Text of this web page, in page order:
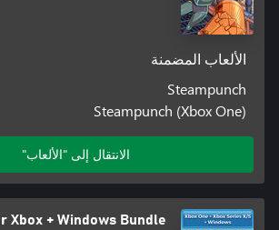
الألعاب المضمنة
Steampunch
Steampunch (Xbox One)
الانتقال إلى "الألعاب"
Xbox + Windows Bundle